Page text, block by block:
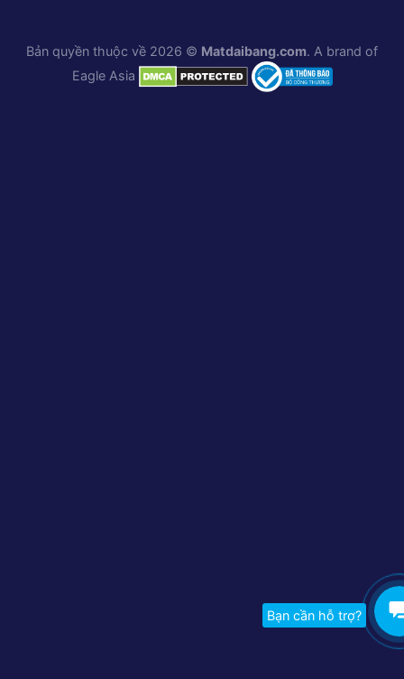
Bạn cần hỗ trợ?
Bản quyền thuộc về 2026 © Matdaibang.com. A brand of
Eagle Asia